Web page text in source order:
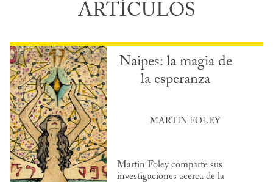
ARTÍCULOS
Naipes: la magia de
la esperanza
MARTIN FOLEY
Martin Foley comparte sus
investigaciones acerca de la